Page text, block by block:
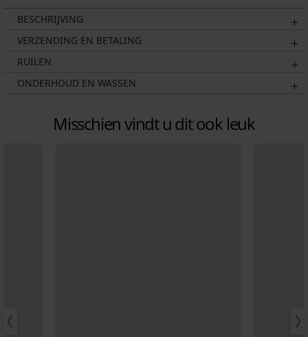
BESCHRIJVING
VERZENDING EN BETALING
RUILEN
ONDERHOUD EN WASSEN
Misschien vindt u dit ook leuk